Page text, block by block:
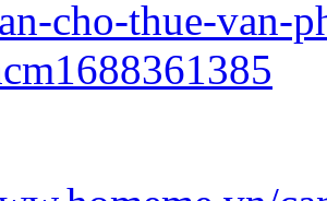
cho-thue-van-